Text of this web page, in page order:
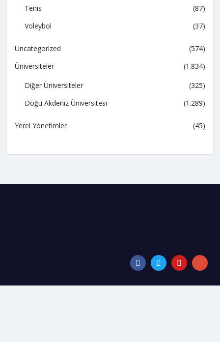
Tenis
(87)
Voleybol
(37)
Uncategorized
(574)
Üniversiteler
(1.834)
Diğer Üniversiteler
(325)
Doğu Akdeniz Üniversitesi
(1.289)
Yerel Yönetimler (45)